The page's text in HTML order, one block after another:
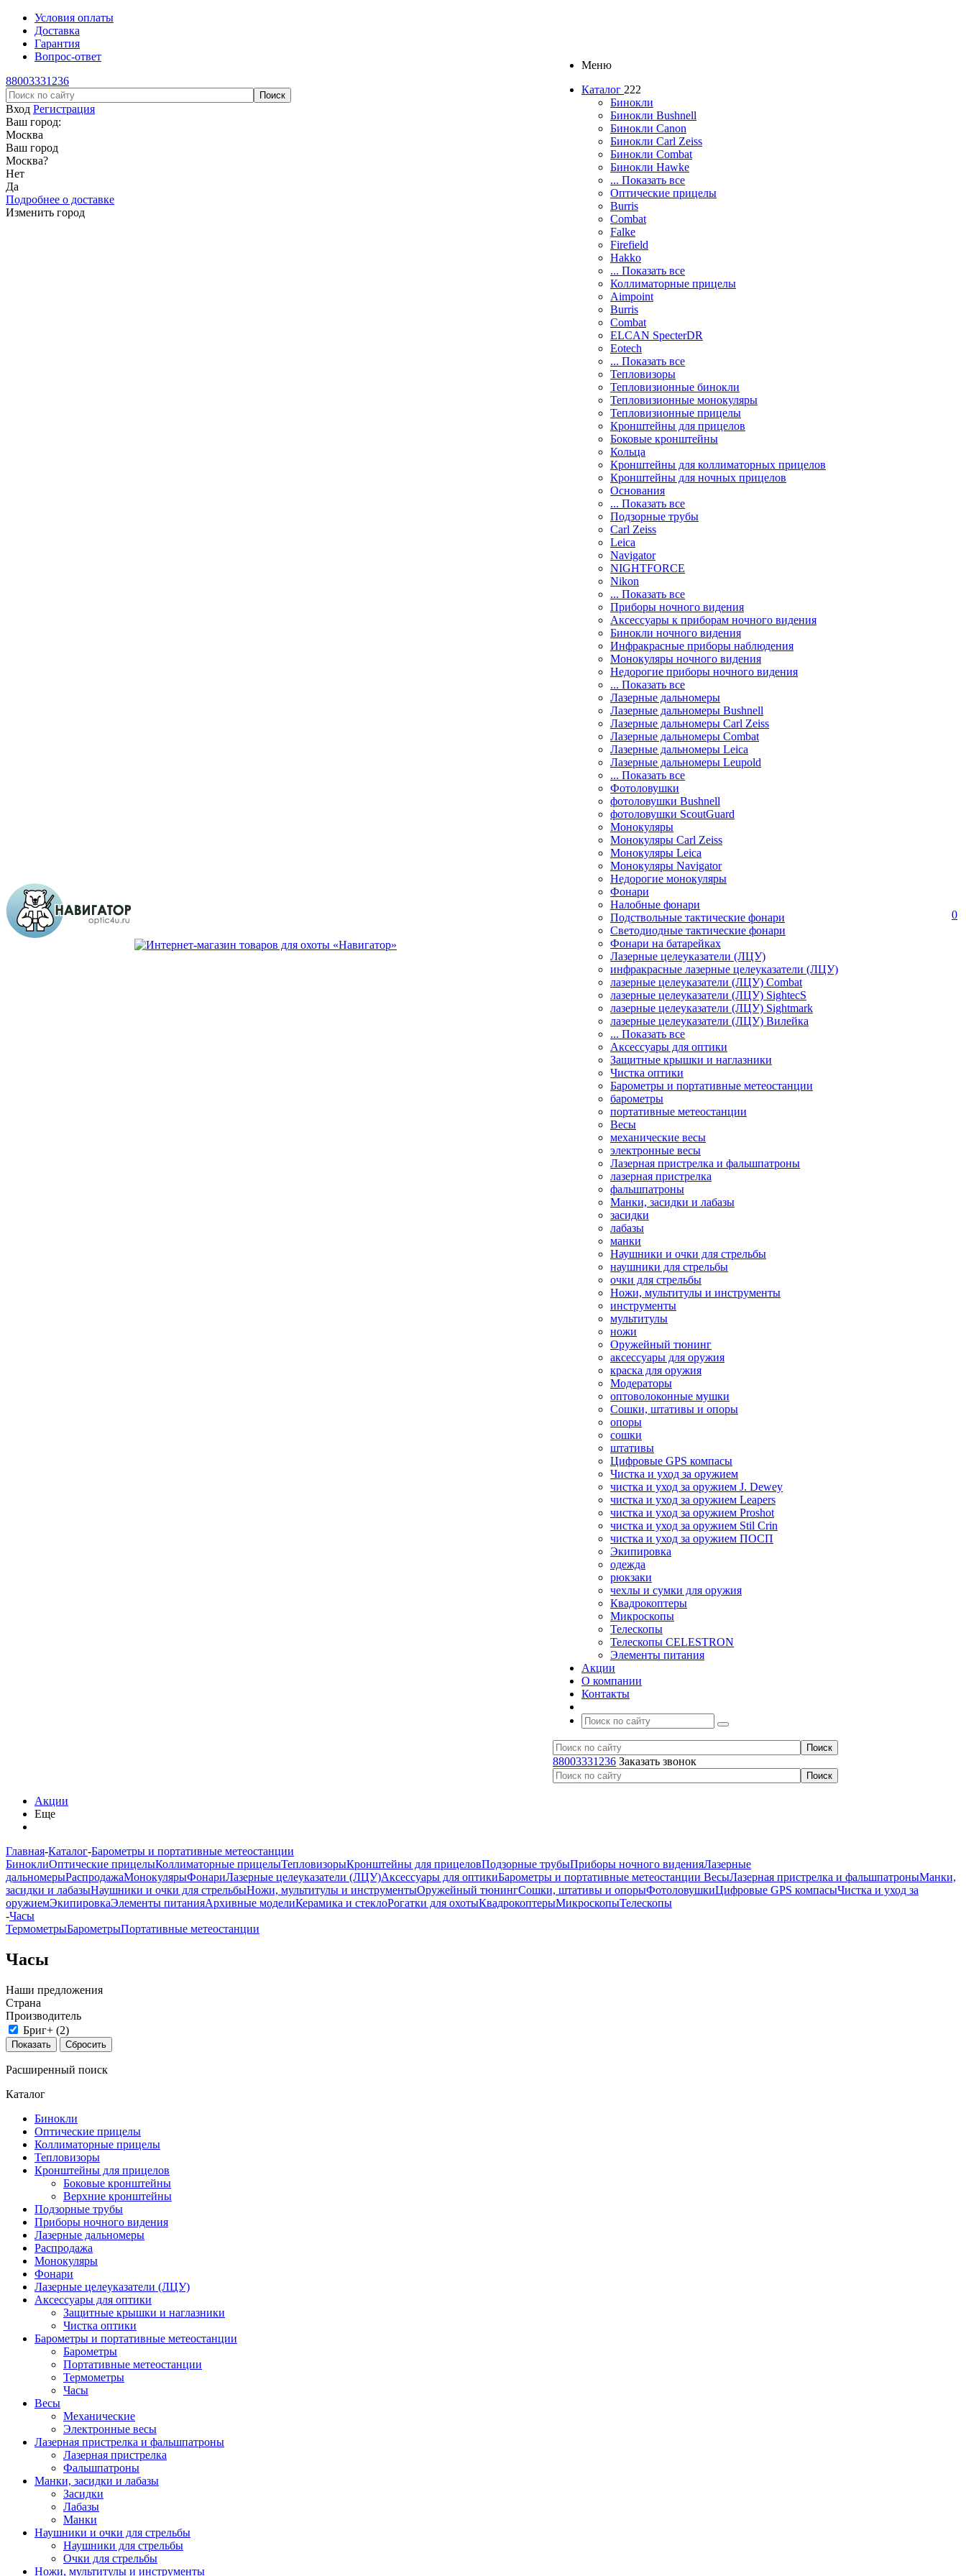
Условия оплаты
Доставка
Гарантия
Вопрос-ответ
88003331236
Вход Регистрация
Ваш город:
Москва
Ваш город
Москва?
Нет
Да
Подробнее о доставке
Изменить город
Меню
Каталог 222
Бинокли
Бинокли Bushnell
Бинокли Canon
Бинокли Carl Zeiss
Бинокли Combat
Бинокли Hawke
... Показать все
Оптические прицелы
Burris
Combat
Falke
Firefield
Hakko
... Показать все
Коллиматорные прицелы
Aimpoint
Burris
Combat
ELCAN SpecterDR
Eotech
... Показать все
Тепловизоры
Тепловизионные бинокли
Тепловизионные монокуляры
Тепловизионные прицелы
Кронштейны для прицелов
Боковые кронштейны
Кольца
Кронштейны для коллиматорных прицелов
Кронштейны для ночных прицелов
Основания
... Показать все
Подзорные трубы
Carl Zeiss
Leica
Navigator
NIGHTFORCE
Nikon
... Показать все
Приборы ночного видения
Аксессуары к приборам ночного видения
Бинокли ночного видения
Инфракрасные приборы наблюдения
Монокуляры ночного видения
Недорогие приборы ночного видения
... Показать все
Лазерные дальномеры
Лазерные дальномеры Bushnell
Лазерные дальномеры Carl Zeiss
Лазерные дальномеры Combat
Лазерные дальномеры Leica
Лазерные дальномеры Leupold
... Показать все
Фотоловушки
фотоловушки Bushnell
фотоловушки ScoutGuard
Монокуляры
Монокуляры Carl Zeiss
Монокуляры Leica
Монокуляры Navigator
Недорогие монокуляры
Фонари
Налобные фонари
Подствольные тактические фонари
Светодиодные тактические фонари
Фонари на батарейках
Лазерные целеуказатели (ЛЦУ)
инфракрасные лазерные целеуказатели (ЛЦУ)
лазерные целеуказатели (ЛЦУ) Combat
лазерные целеуказатели (ЛЦУ) SightecS
лазерные целеуказатели (ЛЦУ) Sightmark
лазерные целеуказатели (ЛЦУ) Вилейка
... Показать все
Аксессуары для оптики
Защитные крышки и наглазники
Чистка оптики
Барометры и портативные метеостанции
барометры
портативные метеостанции
Весы
механические весы
электронные весы
Лазерная пристрелка и фальшпатроны
лазерная пристрелка
фальшпатроны
Манки, засидки и лабазы
засидки
лабазы
манки
Наушники и очки для стрельбы
наушники для стрельбы
очки для стрельбы
Ножи, мультитулы и инструменты
инструменты
мультитулы
ножи
Оружейный тюнинг
аксессуары для оружия
краска для оружия
Модераторы
оптоволоконные мушки
Сошки, штативы и опоры
опоры
сошки
штативы
Цифровые GPS компасы
Чистка и уход за оружием
чистка и уход за оружием J. Dewey
чистка и уход за оружием Leapers
чистка и уход за оружием Proshot
чистка и уход за оружием Stil Crin
чистка и уход за оружием ПОСП
Экипировка
одежда
рюкзаки
чехлы и сумки для оружия
Квадрокоптеры
Микроскопы
Телескопы
Телескопы CELESTRON
Элементы питания
Акции
О компании
Контакты
88003331236 Заказать звонок
0
Акции
Еще
Главная-Каталог-Барометры и портативные метеостанции
БиноклиОптические прицелыКоллиматорные прицелыТепловизорыКронштейны для прицеловПодзорные трубыПриборы ночного виденияЛазерные
дальномерыРаспродажаМонокулярыФонариЛазерные целеуказатели (ЛЦУ)Аксессуары для оптикиБарометры и портативные метеостанции ВесыЛазерная пристрелка и фальшпатроныМанки,
засидки и лабазыНаушники и очки для стрельбыНожи, мультитулы и инструментыОружейный тюнингСошки, штативы и опорыФотоловушкиЦифровые GPS компасыЧистка и уход за
оружиемЭкипировкаЭлементы питанияАрхивные моделиКерамика и стеклоРогатки для охотыКвадрокоптерыМикроскопыТелескопы
-Часы
ТермометрыБарометрыПортативные метеостанции
Часы
Наши предложения
Страна
Производитель
Бриг+ (2)
Расширенный поиск
Каталог
Бинокли
Оптические прицелы
Коллиматорные прицелы
Тепловизоры
Кронштейны для прицелов
Боковые кронштейны
Верхние кронштейны
Подзорные трубы
Приборы ночного видения
Лазерные дальномеры
Распродажа
Монокуляры
Фонари
Лазерные целеуказатели (ЛЦУ)
Аксессуары для оптики
Защитные крышки и наглазники
Чистка оптики
Барометры и портативные метеостанции
Барометры
Портативные метеостанции
Термометры
Часы
Весы
Механические
Электронные весы
Лазерная пристрелка и фальшпатроны
Лазерная пристрелка
Фальшпатроны
Манки, засидки и лабазы
Засидки
Лабазы
Манки
Наушники и очки для стрельбы
Наушники для стрельбы
Очки для стрельбы
Ножи, мультитулы и инструменты